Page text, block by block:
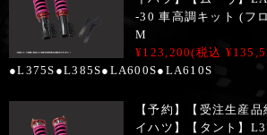
-30 車高調キット (フ
M
¥123,200(税込
●L375S●L385S●LA600S●LA610S
【予約】【受注生産
イハツ】【タント】